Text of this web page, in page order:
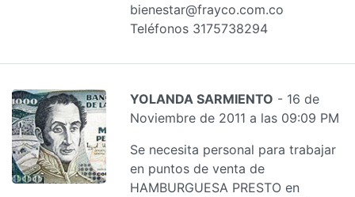
bienestar@frayco.com.co
Teléfonos 3175738294
YOLANDA SARMIENTO - 16 de
Noviembre de 2011 a las 09:09 PM
Se necesita personal para trabajar
en puntos de venta de
HAMBURGUESA PRESTO en